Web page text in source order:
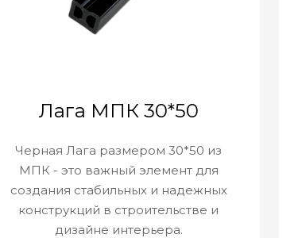
Лага МПК 30*50
Черная Лага размером 30*50 из
МПК - это важный элемент для
создания стабильных и надежных
конструкций в строительстве и
дизайне интерьера.